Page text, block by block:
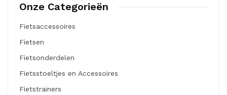
Onze Categorieën
Fietsaccessoires
Fietsen
Fietsonderdelen
Fietsstoeltjes en Accessoires
Fietstrainers